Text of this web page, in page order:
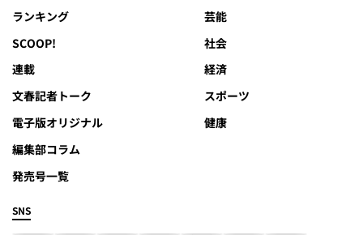
ランキング
SCOOP!
連載
文春記者トーク
電子版オリジナル
編集部コラム
発売号一覧
芸能
社会
経済
スポーツ
健康
SNS